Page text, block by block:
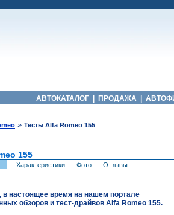
АВТОКАТАЛОГ ПРОДАЖА
» Тесты Alfa Romeo 155
155
Характеристики Фото Отзывы
в настоящее время на нашем портале
обзоров и тест-драйвов Alfa Romeo 155.